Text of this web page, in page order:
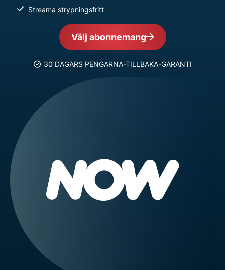
Streama strypningsfritt
Välj abonnemang
30 DAGARS PENGARNA-TILLBAKA-GARANTI